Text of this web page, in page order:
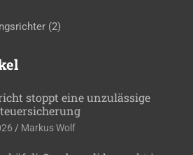
(2)
stoppt eine unzulässige
Markus Wolf